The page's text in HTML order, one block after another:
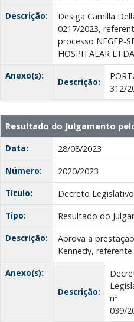
Descrição:
Desiga Camilla
0217/2023,
processo NEGEP-
HOSPITALAR LTDA
Anexo(s):
Descrição:
312/
Resultado do Julgamento
Data:
28/08/2023
Número:
2020/2023
Título:
Decreto
Tipo:
Resultado do
Descrição:
Aprova a
Kennedy,
Anexo(s):
Descrição:
nº
039/